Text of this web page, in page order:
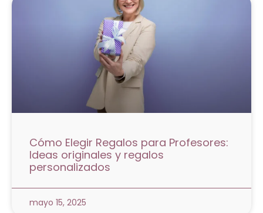
Cómo Elegir Regalos para Profesores:
Ideas originales y regalos
personalizados
mayo 15, 2025